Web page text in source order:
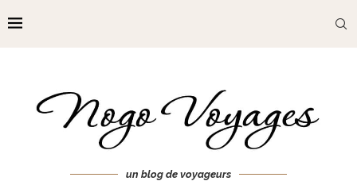
un blog de voyageurs